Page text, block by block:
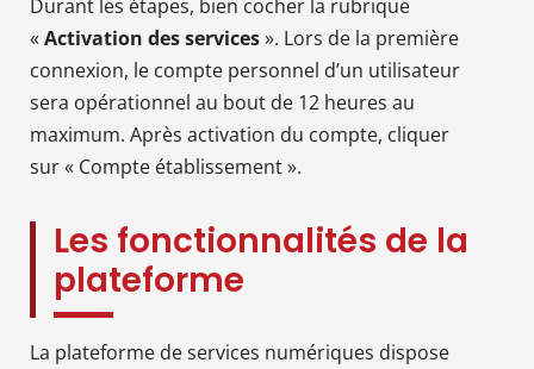
Durant les étapes, bien cocher la rubrique
«Activation des services». Lors de la première
connexion, le compte personnel d’un utilisateur
sera opérationnel au bout de 12 heures au
maximum. Après activation du compte, cliquer
sur « Compte établissement ».
Les fonctionnalités de la
plateforme
La plateforme de services numériques dispose